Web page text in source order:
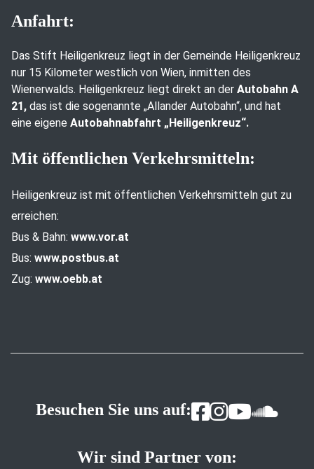
Anfahrt:
Das Stift Heiligenkreuz liegt in der Gemeinde Heiligenkreuz
nur 15 Kilometer westlich von Wien, inmitten des
Wienerwalds. Heiligenkreuz liegt direkt an der Autobahn A
21, das ist die sogenannte „Allander Autobahn“, und hat
eine eigene Autobahnabfahrt „Heiligenkreuz“.
Mit öffentlichen Verkehrsmitteln:
Heiligenkreuz ist mit öffentlichen Verkehrsmitteln gut zu
erreichen:
Bus & Bahn: www.vor.at
Bus: www.postbus.at
Zug: www.oebb.at
Besuchen Sie uns auf:
Wir sind Partner von: